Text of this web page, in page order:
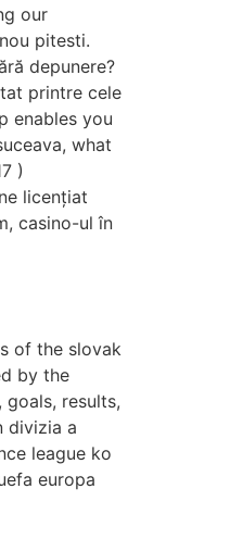
our
pitesti.
depunere?
printre cele
enables you
what
)
licențiat
casino-ul în
of the slovak
by the
results,
divizia a
league ko
europa